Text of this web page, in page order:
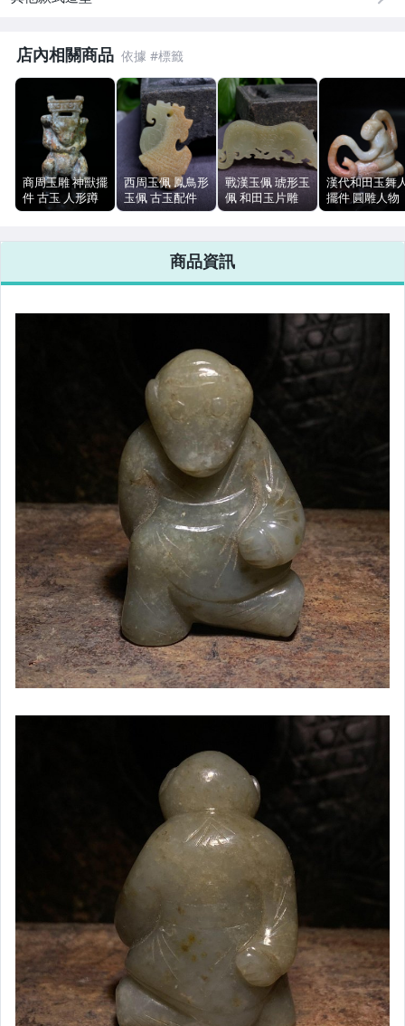
店內相關商品
商周玉雕 神獸擺
件 古玉 人形蹲
坐 冠狀裝飾 玉
西周玉佩 鳳鳥形
玉佩 古玉配件
片雕黃褐沁斑 大
潤
戰漢玉佩 琥形玉
佩 和田玉片雕
黃褐沁斑 勾雲紋
件
漢代和田玉舞
擺件 圓雕人物
黃褐沁斑 透光
商品資訊